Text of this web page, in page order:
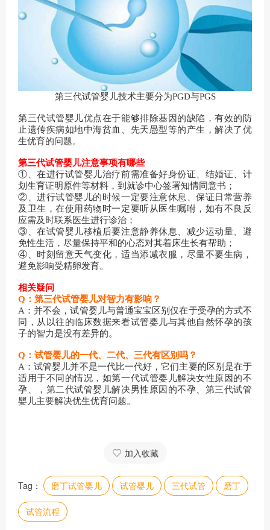
第三代试管婴儿技术主要分为PGD与PGS
第三代试管婴儿优点在于能够排除基因的缺陷，有效的防
止遗传疾病如地中海贫血、先天愚型等的产生，解决了优
生优育的问题。
第三代试管婴儿注意事项有哪些
①、在进行试管婴儿治疗前需准备好身份证、结婚证、计
划生育证明原件等材料，到就诊中心签署知情同意书；
②、进行试管婴儿的时候一定要注意休息、保证日常营养
及卫生，在使用药物时一定要听从医生嘱咐，如有不良反
应需及时联系医生进行诊治；
③、在试管婴儿移植后要注意静养休息、减少运动量、避
免性生活，尽量保持平和的心态对其着床生长有帮助；
④、时刻留意天气变化，适当添减衣服，尽量不要生病，
避免影响受精卵发育。
相关疑问
Q：第三代试管婴儿对智力有影响？
A：并不会，试管婴儿与普通宝宝区别仅在于受孕的方式不
同，从以往的临床数据来看试管婴儿与其他自然怀孕的孩
子的智力是没有差异的。
Q：试管婴儿的一代、二代、三代有区别吗？
A：试管婴儿并不是一代比一代好，它们主要的区别是在于
适用于不同的情况，如第一代试管婴儿解决女性原因的不
孕、，第二代试管婴儿解决男性原因的不孕、第三代试管
婴儿主要解决优生优育问题。
加入收藏
Tag： 磨丁试管婴儿 试管婴儿 三代试管 磨丁
试管流程